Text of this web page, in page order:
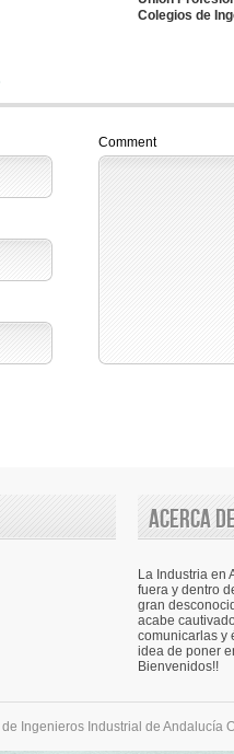
Colegios de
Comment
Acerca
La Industria en
fuera y dentro
gran
acabe
comunicarlas y
idea de poner
Bienvenidos!!
Ingenieros Industrial de Andalucía